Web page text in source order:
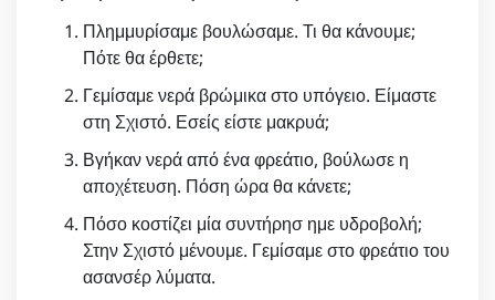
Πλημμυρίσαμε βουλώσαμε. Τι θα κάνουμε;
Πότε θα έρθετε;
Γεμίσαμε νερά βρώμικα στο υπόγειο. Είμαστε
στη Σχιστό. Εσείς είστε μακρυά;
Βγήκαν νερά από ένα φρεάτιο, βούλωσε η
αποχέτευση. Πόση ώρα θα κάνετε;
Πόσο κοστίζει μία συντήρησ ημε υδροβολή;
Στην Σχιστό μένουμε. Γεμίσαμε στο φρεάτιο του
ασανσέρ λύματα.